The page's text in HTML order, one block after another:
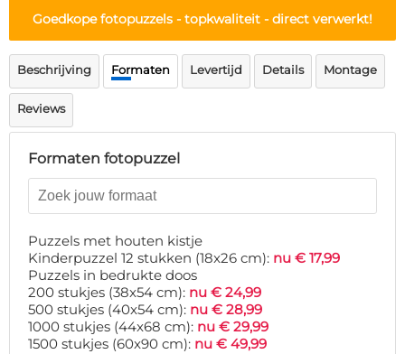
Skateboard deck
Over ons
Levertijden
Inloggen
WhatsApp
Goedkope fotopuzzels - topkwaliteit - direct verwerkt!
Beschrijving Formaten Levertijd Details Montage
Reviews
Formaten fotopuzzel
Puzzels met houten kistje
Kinderpuzzel 12 stukken (18x26 cm): nu € 17,99
Puzzels in bedrukte doos
200 stukjes (38x54 cm): nu € 24,99
500 stukjes (40x54 cm): nu € 28,99
1000 stukjes (44x68 cm): nu € 29,99
1500 stukjes (60x90 cm): nu € 49,99